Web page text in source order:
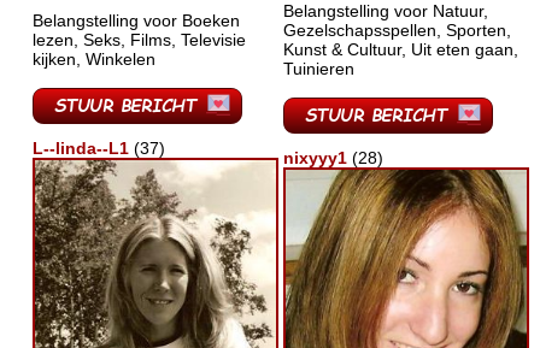
Belangstelling voor Boeken
lezen, Seks, Films, Televisie
kijken, Winkelen
Belangstelling voor Natuur,
Gezelschapsspellen, Sporten,
Kunst & Cultuur, Uit eten gaan,
Tuinieren
L--linda--L1 (37) nixyyy1 (28)